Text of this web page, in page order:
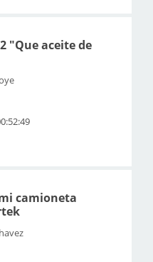
"Que aceite de
camioneta